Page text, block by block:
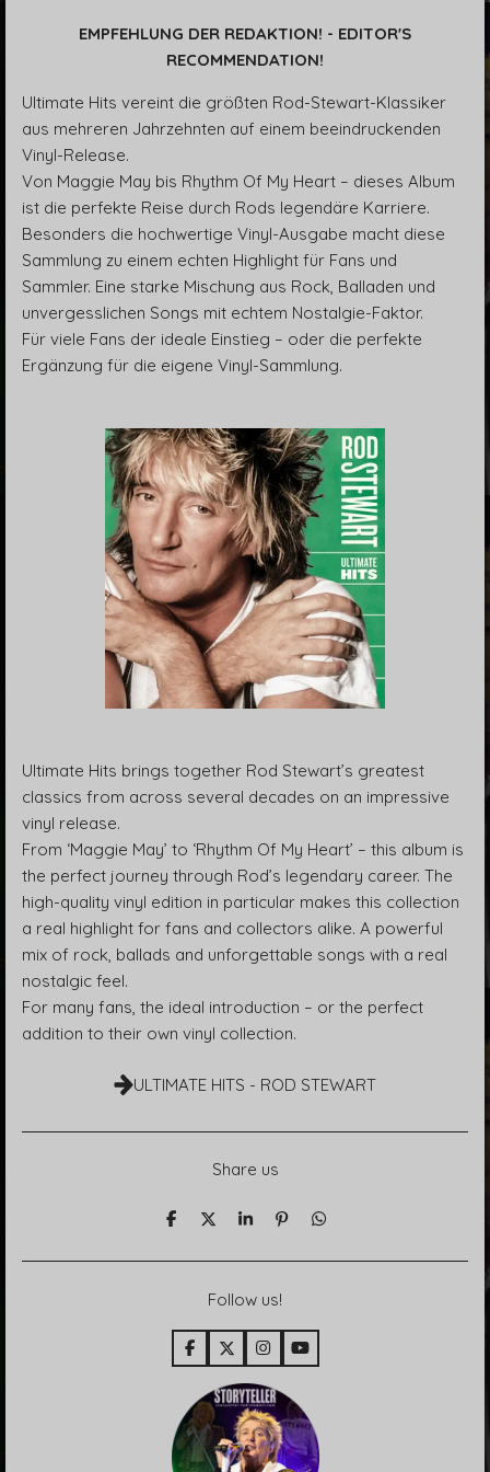
g
s
EMPFEHLUNG DER REDAKTION! - EDITOR'S
RECOMMENDATION!
Ultimate Hits vereint die größten Rod-Stewart-Klassiker
aus mehreren Jahrzehnten auf einem beeindruckenden
Vinyl-Release.
Von Maggie May bis Rhythm Of My Heart – dieses Album
ist die perfekte Reise durch Rods legendäre Karriere.
Besonders die hochwertige Vinyl-Ausgabe macht diese
Sammlung zu einem echten Highlight für Fans und
Sammler. Eine starke Mischung aus Rock, Balladen und
unvergesslichen Songs mit echtem Nostalgie-Faktor.
Für viele Fans der ideale Einstieg – oder die perfekte
Ergänzung für die eigene Vinyl-Sammlung.
Ultimate Hits brings together Rod Stewart’s greatest
classics from across several decades on an impressive
vinyl release.
From ‘Maggie May’ to ‘Rhythm Of My Heart’ – this album is
the perfect journey through Rod’s legendary career. The
high-quality vinyl edition in particular makes this collection
a real highlight for fans and collectors alike. A powerful
mix of rock, ballads and unforgettable songs with a real
nostalgic feel.
For many fans, the ideal introduction – or the perfect
addition to their own vinyl collection.
ULTIMATE HITS - ROD STEWART
Share us
T
i
T
i
e
n
T
i
n
P
n
t
T
i
Follow us!
F
a
e
b
o
o
X
I
n
s
t
a
g
r
Y
o
T
u
b
e